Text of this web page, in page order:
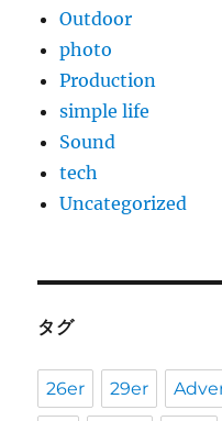
Outdoor
photo
Production
simple life
Sound
tech
Uncategorized
タグ
26er 29er